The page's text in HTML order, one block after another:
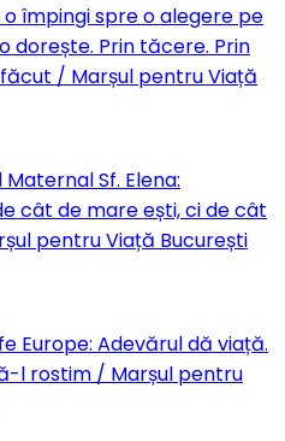
o împingi spre o alegere pe
dorește. Prin tăcere. Prin
/ Marșul pentru Viață
Sf. Elena:
cât de mare ești, ci de cât
pentru Viață București
Europe: Adevărul dă viață.
l rostim / Marșul pentru